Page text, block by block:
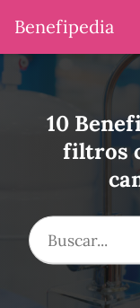
Benefipedia
10
filtros